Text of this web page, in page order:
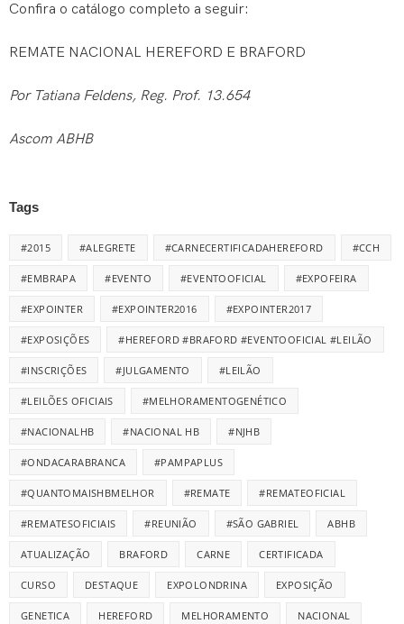
Confira o catálogo completo a seguir:
REMATE NACIONAL HEREFORD E BRAFORD
Por Tatiana Feldens, Reg. Prof. 13.654
Ascom ABHB
Tags
#2015 #ALEGRETE #CARNECERTIFICADAHEREFORD #CCH
#EMBRAPA #EVENTO #EVENTOOFICIAL #EXPOFEIRA
#EXPOINTER #EXPOINTER2016 #EXPOINTER2017
#EXPOSIÇÕES #HEREFORD #BRAFORD #EVENTOOFICIAL #LEILÃO
#INSCRIÇÕES #JULGAMENTO #LEILÃO
#LEILÕES OFICIAIS #MELHORAMENTOGENÉTICO
#NACIONALHB #NACIONAL HB #NJHB
#ONDACARABRANCA #PAMPAPLUS
#QUANTOMAISHBMELHOR #REMATE #REMATEOFICIAL
#REMATESOFICIAIS #REUNIÃO #SÃO GABRIEL ABHB
ATUALIZAÇÃO BRAFORD CARNE CERTIFICADA
CURSO DESTAQUE EXPOLONDRINA EXPOSIÇÃO
GENETICA HEREFORD MELHORAMENTO NACIONAL